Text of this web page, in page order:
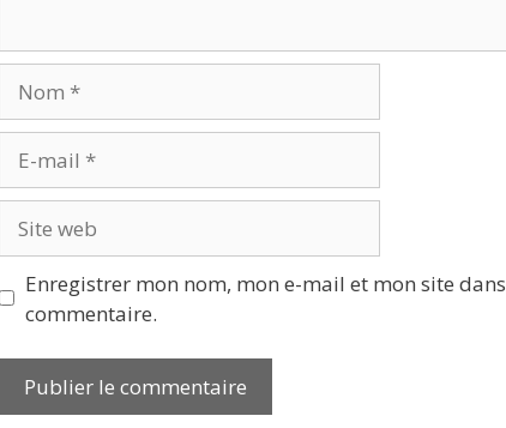
mail
web
Enregistrer mon nom, mon e-mail et mon site
commentaire.